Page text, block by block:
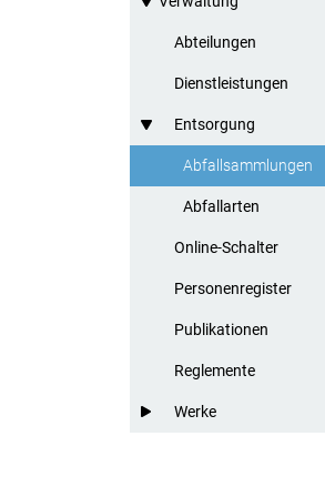
Abteilungen
Dienstleistungen
Entsorgung
Abfallsammlungen
(ausgewählt)
Abfallarten
Online-Schalter
Personenregister
Publikationen
Reglemente
Werke